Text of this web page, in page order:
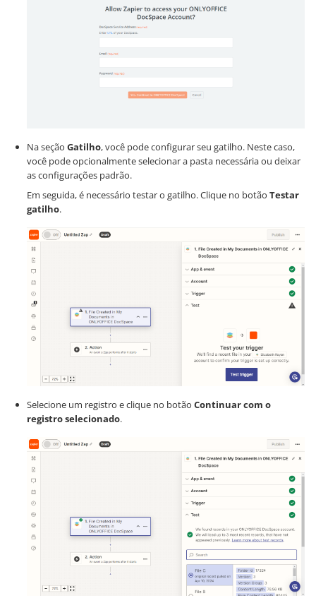
Na seção Gatilho, você pode configurar seu gatilho. Neste caso,
você pode opcionalmente selecionar a pasta necessária ou deixar
as configurações padrão.
Em seguida, é necessário testar o gatilho. Clique no botão Testar
gatilho.
Selecione um registro e clique no botão Continuar com o
registro selecionado.